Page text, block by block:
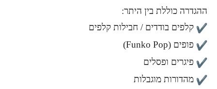
ההגדרה כוללת בין היתר:
קלפים בודדים / חבילות קלפים
פופים (Funko Pop)
פיגרים ופסלים
מהדורות מוגבלות